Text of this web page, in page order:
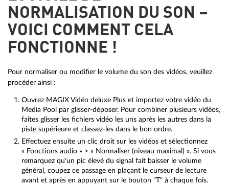
NORMALISATION DU SON –
VOICI COMMENT CELA
FONCTIONNE !
Pour normaliser ou modifier le volume du son des vidéos, veuillez
procéder ainsi :
Ouvrez MAGIX Vidéo deluxe Plus et importez votre vidéo du
Media Pool par glisser-déposer. Pour combiner plusieurs vidéos,
faites glisser les fichiers vidéo les uns après les autres dans la
piste supérieure et classez-les dans le bon ordre.
Effectuez ensuite un clic droit sur les vidéos et sélectionnez
« Fonctions audio » > « Normaliser (niveau maximal) ». Si vous
remarquez qu'un pic élevé du signal fait baisser le volume
général, coupez ce passage en plaçant le curseur de lecture
avant et après en appuyant sur le bouton "T" à chaque fois.